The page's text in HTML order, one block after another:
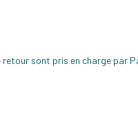
retour sont pris en charge par